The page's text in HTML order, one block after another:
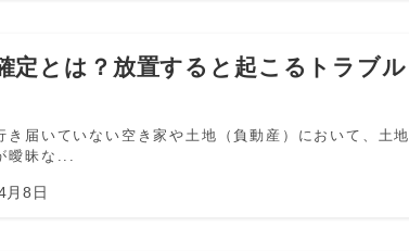
定とは？放置すると起こるトラブル
き届いていない空き家や土地（負動産）において、土地
曖昧な...
月8日